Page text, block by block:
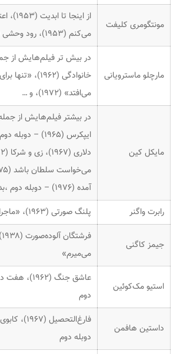
مونتگومری کلیفت
از اینجا تا
می‌کنم (۱۹۵۳)، رود وحشی (۱۹۶۰)
مارچلو ماسترویانی
در بیش تر فیلم‌هایش از
خانوادگی (۱۹۶۲)،
می‌افتد» (۱۹۷۲)، و …
مایکل کین
در بیشتر فیلم‌هایش از
ایپکرس (۱۹۶۵) –
آمده (۱۹۷۶) – دوبله دوم ،بدون راه حل(۱۹۸۸)
رابرت واگنر
پلنگ صورتی (۱۹۶۳)، «ماجرا» (۱۹۷۳)
جیمز کاگنی
می‌میرم»
استیو مک‌کوئین
دوم
داستین هافمن
دوبله دوم